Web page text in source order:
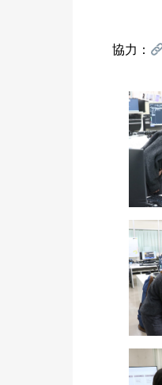
協力：